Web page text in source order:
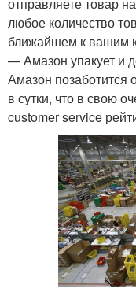
отправляете товар
любое количество
ближайшем к вашим
— Амазон упакует и
Амазон позаботится
в сутки, что в свою
customer service